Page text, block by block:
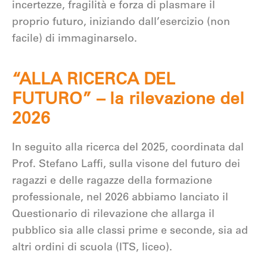
incertezze, fragilità e forza di plasmare il
proprio futuro, iniziando dall’esercizio (non
facile) di immaginarselo.
“ALLA RICERCA DEL
FUTURO” – la rilevazione del
2026
In seguito alla ricerca del 2025, coordinata dal
Prof. Stefano Laffi, sulla visone del futuro dei
ragazzi e delle ragazze della formazione
professionale, nel 2026 abbiamo lanciato il
Questionario di rilevazione che allarga il
pubblico sia alle classi prime e seconde, sia ad
altri ordini di scuola (ITS, liceo).